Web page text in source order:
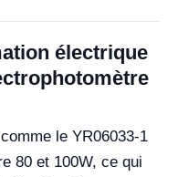
électrique
le YR06033-1
80 et 100W, ce qui